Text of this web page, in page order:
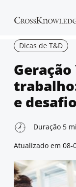
Dicas de T&D
e
Duração 5
Atualizado em 08-